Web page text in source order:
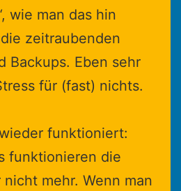
wie man das hin
zeitraubenden
Backups. Eben sehr
für (fast) nichts.
funktioniert:
funktionieren die
nicht mehr. Wenn man